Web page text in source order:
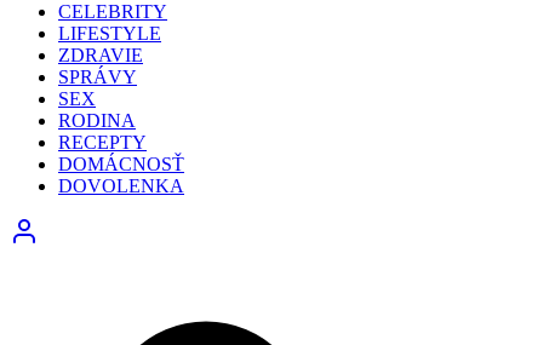
CELEBRITY
LIFESTYLE
ZDRAVIE
SPRÁVY
SEX
RODINA
RECEPTY
DOMÁCNOSŤ
DOVOLENKA